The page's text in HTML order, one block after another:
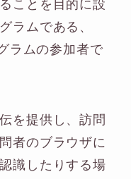
ことを目的に設
ラムである、
ラムの参加者で
を提供し、訪問
者のブラウザに
識したりする場